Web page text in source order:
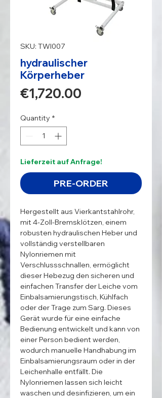
SKU: TWI007
hydraulischer
Körperheber
€1,720.00
Quantity *
Lieferzeit auf Anfrage!
PRE-ORDER
Hergestellt aus Vierkantstahlrohr,
mit 4-Zoll-Bremsklötzen, einem
robusten hydraulischen Heber und
vollständig verstellbaren
Nylonriemen mit
Verschlussschnallen, ermöglicht
dieser Hebezug den sicheren und
einfachen Transfer der Leiche vom
Einbalsamierungstisch, Kühlfach
oder der Trage zum Sarg. Dieses
Gerät wurde für eine einfache
Bedienung entwickelt und kann von
einer Person bedient werden,
wodurch manuelle Handhabung im
Einbalsamierungsraum oder in der
Leichenhalle entfällt. Die
Nylonriemen lassen sich leicht
waschen und desinfizieren, um ein